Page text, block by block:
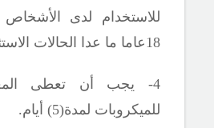
للاستخدام لدى
18عاما ما عدا الحالات الاستثنائية.
4- يجب أن تعطى
للميكروبات لمدة(5) أيام.